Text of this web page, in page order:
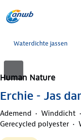
Waterdichte jassen
Human Nature
Erchie - Jas
Ademend Winddicht
Gerecycled polyester